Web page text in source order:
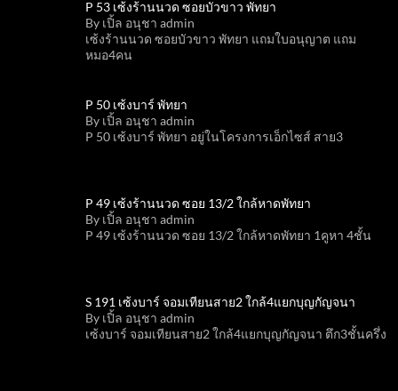
P 53 เซ้งร้านนวด ซอยบัวขาว พัทยา
By เปิ้ล อนุชา admin
เซ้งร้านนวด ซอยบัวขาว พัทยา แถมใบอนุญาต แถม
หมอ4คน
P 50 เซ้งบาร์ พัทยา
By เปิ้ล อนุชา admin
P 50 เซ้งบาร์ พัทยา อยู่ในโครงการเอ็กไซส์ สาย3
P 49 เซ้งร้านนวด ซอย 13/2 ใกล้หาดพัทยา
By เปิ้ล อนุชา admin
P 49 เซ้งร้านนวด ซอย 13/2 ใกล้หาดพัทยา 1คูหา 4ชั้น
S 191 เซ้งบาร์ จอมเทียนสาย2 ใกล้4แยกบุญกัญจนา
By เปิ้ล อนุชา admin
เซ้งบาร์ จอมเทียนสาย2 ใกล้4แยกบุญกัญจนา ตึก3ชั้นครึ่ง